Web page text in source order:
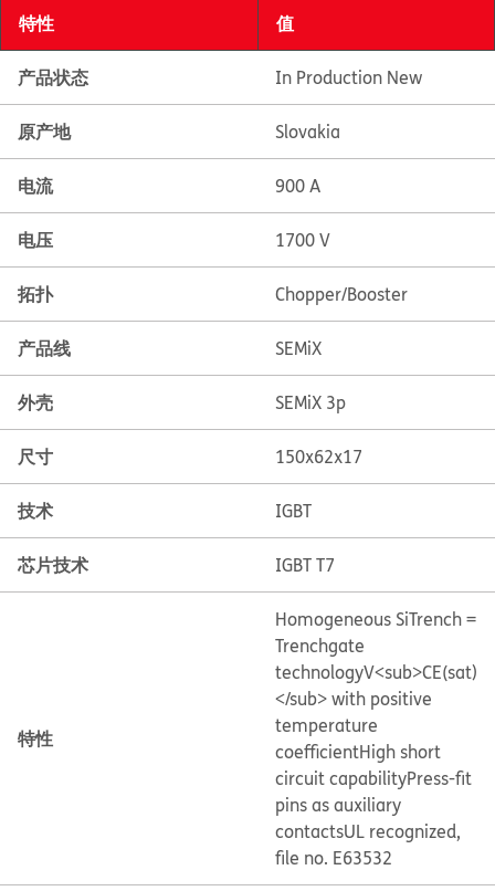
特性 值
产品状态 In Production New
原产地 Slovakia
电流 900 A
电压 1700 V
拓扑 Chopper/Booster
产品线 SEMiX
外壳 SEMiX 3p
尺寸 150x62x17
技术 IGBT
芯片技术 IGBT T7
特性
Homogeneous SiTrench =
Trenchgate
technologyV<sub>CE(sat)
</sub> with positive
temperature
coefficientHigh short
circuit capabilityPress-fit
pins as auxiliary
contactsUL recognized,
file no. E63532